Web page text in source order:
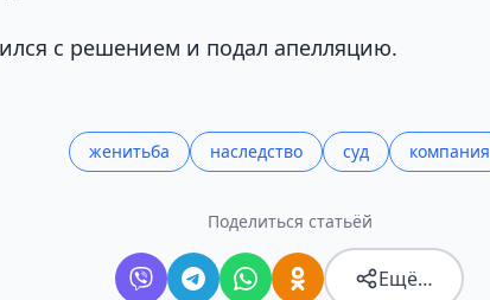
с решением и подал апелляцию.
женитьба наследство суд компания
Поделиться статьёй
Ещё…